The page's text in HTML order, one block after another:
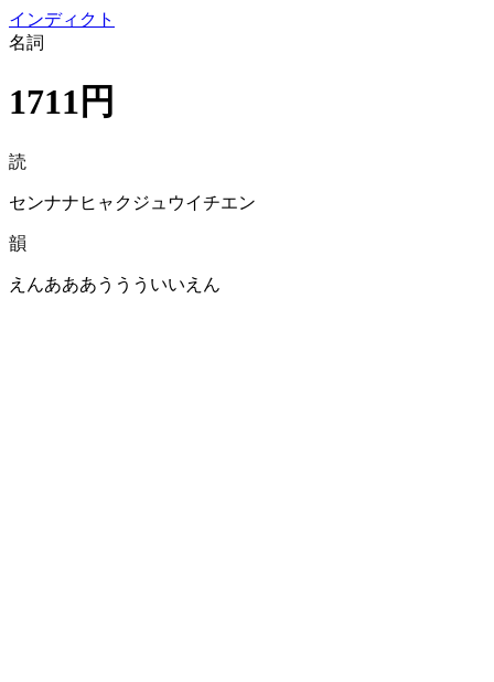
インディクト
名詞
1711円
読
センナナヒャクジュウイチエン
韻
えんあああううういいえん